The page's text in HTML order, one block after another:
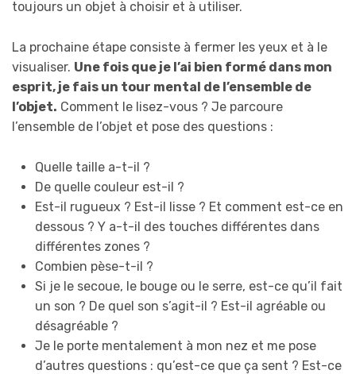
toujours un objet à choisir et à utiliser.
La prochaine étape consiste à fermer les yeux et à le
visualiser. Une fois que je l’ai bien formé dans mon
esprit, je fais un tour mental de l’ensemble de
l’objet. Comment le lisez-vous ? Je parcoure
l’ensemble de l’objet et pose des questions :
Quelle taille a-t-il ?
De quelle couleur est-il ?
Est-il rugueux ? Est-il lisse ? Et comment est-ce en
dessous ? Y a-t-il des touches différentes dans
différentes zones ?
Combien pèse-t-il ?
Si je le secoue, le bouge ou le serre, est-ce qu’il fait
un son ? De quel son s’agit-il ? Est-il agréable ou
désagréable ?
Je le porte mentalement à mon nez et me pose
d’autres questions : qu’est-ce que ça sent ? Est-ce